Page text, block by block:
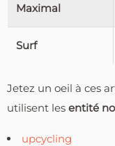
Maximal
Surf
Jetez un oeil à ces
utilisent les entité
upcycling